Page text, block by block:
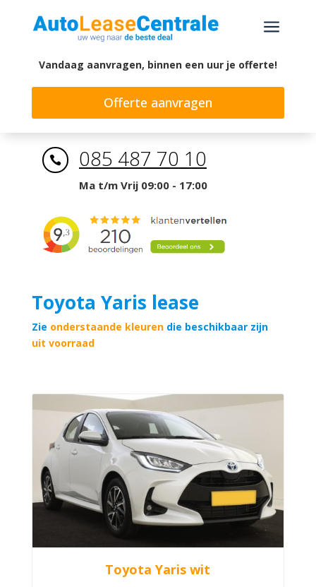
a
Vandaag aanvragen, binnen een uur je offerte!
Offerte aanvragen
 085 487 70 10
Ma t/m Vrij 09:00 - 17:00
Toyota Yaris lease
Zie onderstaande kleurendie beschikbaar zijn
uit voorraad
Toyota Yaris wit